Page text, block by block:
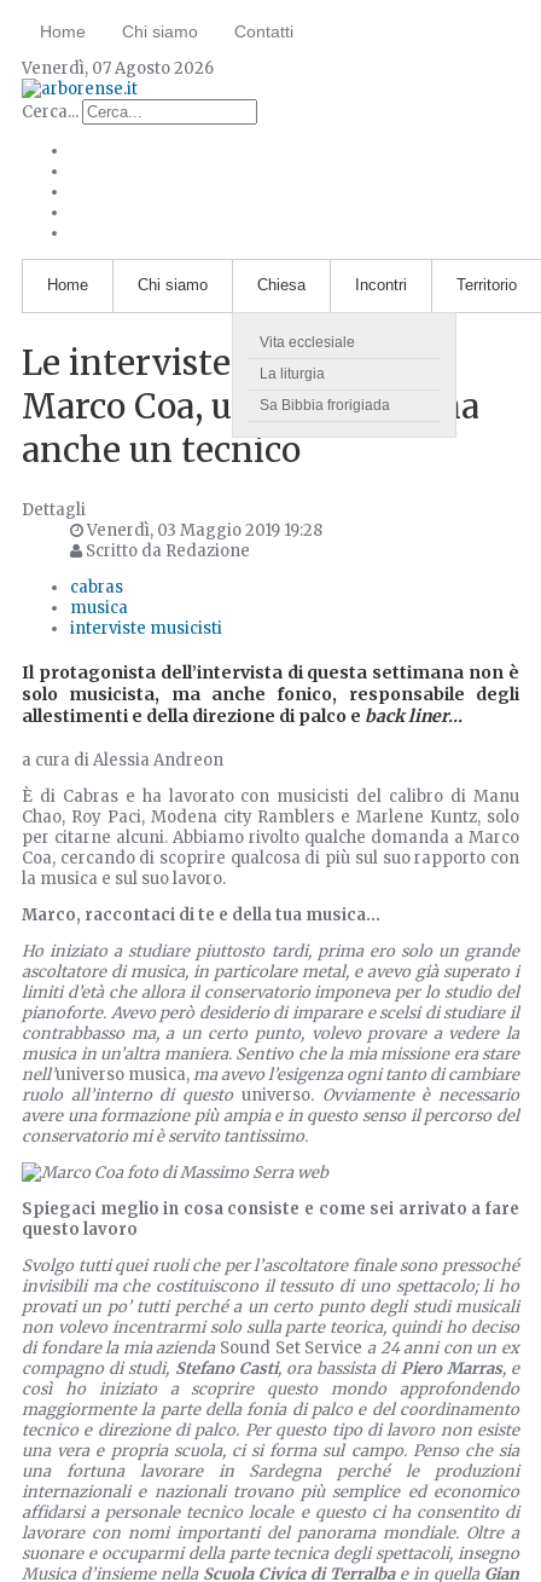
Home Chi siamo Contatti
Venerdì, 07 Agosto 2026
Cerca...
Home Chi siamo Chiesa
Vita ecclesiale
La liturgia
Sa Bibbia frorigiada
Incontri Territorio
Le interviste ai musicisti:
Marco Coa, un musicista ma
anche un tecnico
Dettagli
Venerdì, 03 Maggio 2019 19:28
Scritto da Redazione
cabras
musica
interviste musicisti
Il protagonista dell’intervista di questa settimana non è
solo musicista, ma anche fonico, responsabile degli
allestimenti e della direzione di palco e back liner...
a cura di Alessia Andreon
È di Cabras e ha lavorato con musicisti del calibro di Manu
Chao, Roy Paci, Modena city Ramblers e Marlene Kuntz, solo
per citarne alcuni. Abbiamo rivolto qualche domanda a Marco
Coa, cercando di scoprire qualcosa di più sul suo rapporto con
la musica e sul suo lavoro.
Marco, raccontaci di te e della tua musica…
Ho iniziato a studiare piuttosto tardi, prima ero solo un grande
ascoltatore di musica, in particolare metal, e avevo già superato i
limiti d’età che allora il conservatorio imponeva per lo studio del
pianoforte. Avevo però desiderio di imparare e scelsi di studiare il
contrabbasso ma, a un certo punto, volevo provare a vedere la
musica in un’altra maniera. Sentivo che la mia missione era stare
nell’universo musica,ma avevo l’esigenza ogni tanto di cambiare
ruolo all’interno di questo universo. Ovviamente è necessario
avere una formazione più ampia e in questo senso il percorso del
conservatorio mi è servito tantissimo.
Spiegaci meglio in cosa consiste e come sei arrivato a fare
questo lavoro
Svolgo tutti quei ruoli che per l’ascoltatore finale sono pressoché
invisibili ma che costituiscono il tessuto di uno spettacolo; li ho
provati un po’ tutti perché a un certo punto degli studi musicali
non volevo incentrarmi solo sulla parte teorica, quindi ho deciso
di fondare la mia azienda Sound Set Service a 24 anni con un ex
compagno di studi, Stefano Casti, ora bassista diPiero Marras, e
così ho iniziato a scoprire questo mondo approfondendo
maggiormente la parte della fonia di palco e del coordinamento
tecnico e direzione di palco. Per questo tipo di lavoro non esiste
una vera e propria scuola, ci si forma sul campo. Penso che sia
una fortuna lavorare in Sardegna perché le produzioni
internazionali e nazionali trovano più semplice ed economico
affidarsi a personale tecnico locale e questo ci ha consentito di
lavorare con nomi importanti del panorama mondiale. Oltre a
suonare e occuparmi della parte tecnica degli spettacoli, insegno
Musica d’insieme nella Scuola Civica di Terralbae in quella Gian